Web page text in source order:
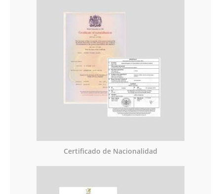
Certificado de Nacionalidad